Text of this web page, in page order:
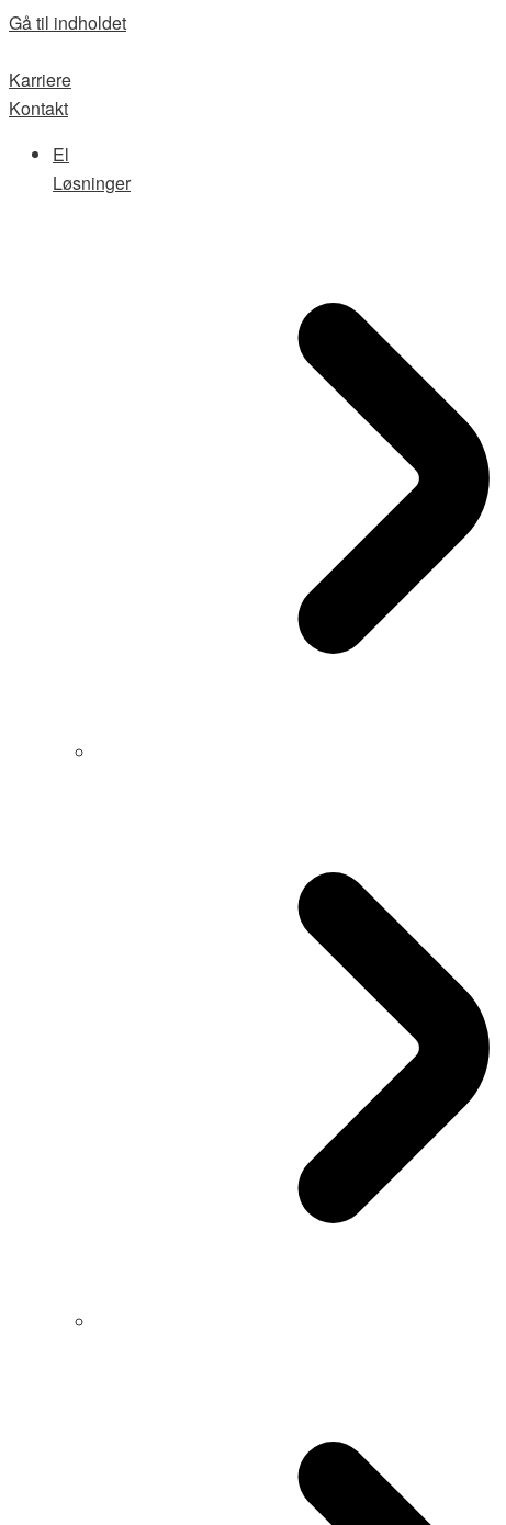
Gå til indholdet
Karriere
Kontakt
El
Løsninger